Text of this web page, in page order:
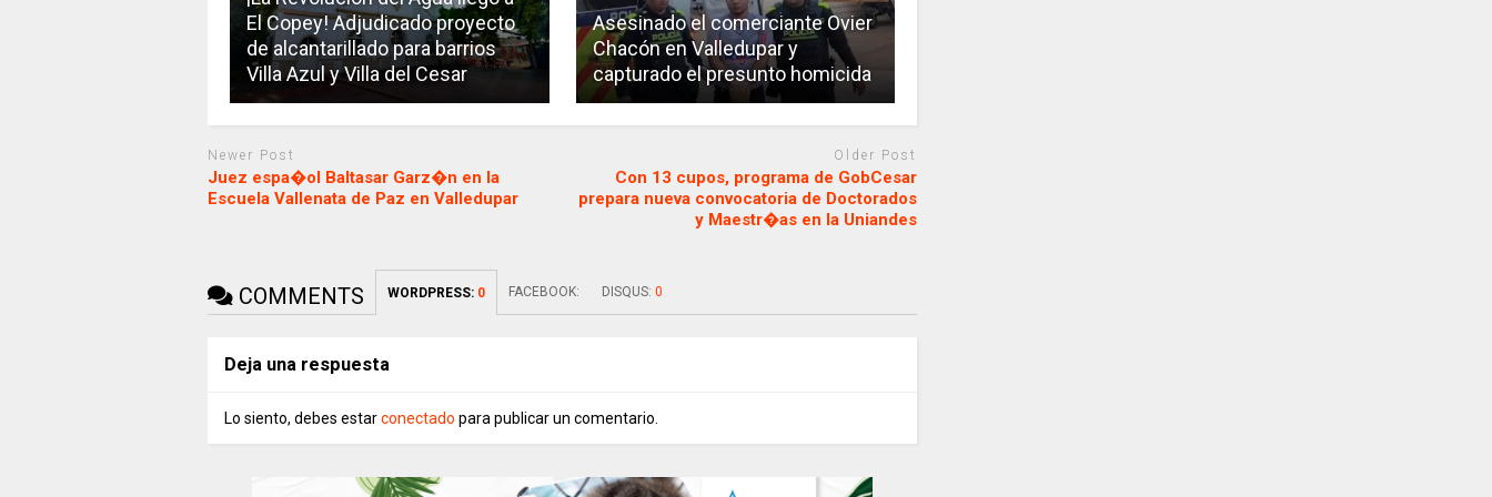
El Copey! Adjudicado proyecto
de alcantarillado para barrios
Villa Azul y Villa del Cesar
Asesinado el comerciante Ovier
Chacón en Valledupar y
capturado el presunto homicida
Newer Post
Juez espa�ol Baltasar Garz�n en la
Escuela Vallenata de Paz en Valledupar
Older Post
Con 13 cupos, programa de GobCesar
prepara nueva convocatoria de Doctorados
y Maestr�as en la Uniandes
COMMENTS WORDPRESS: 0 FACEBOOK: DISQUS: 0
Deja una respuesta
Lo siento, debes estarconectado para publicar un comentario.